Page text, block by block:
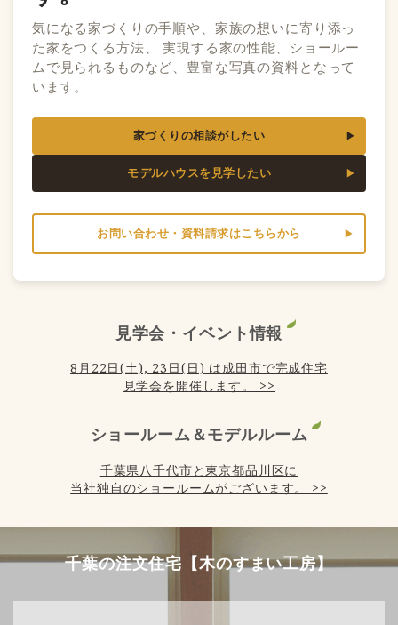
気になる家づくりの手順や、家族の想いに寄り添っ
た家をつくる方法、 実現する家の性能、ショールー
ムで見られるものなど、豊富な写真の資料となって
います。
家づくりの相談がしたい
モデルハウスを見学したい
お問い合わせ・資料請求はこちらから
見学会・イベント情報
8月22日(土), 23日(日) は成田市で完成住宅
見学会を開催します。 >>
ショールーム＆モデルルーム
千葉県八千代市と東京都品川区に
当社独自のショールームがございます。 >>
千葉の注文住宅【木のすまい工房】